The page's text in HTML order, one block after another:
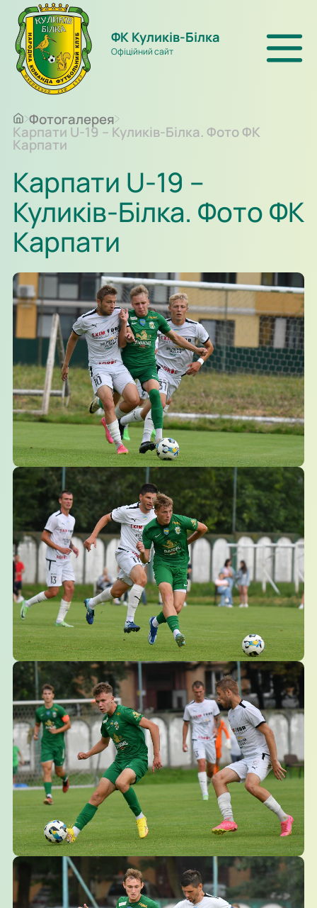
ФК Куликів-Білка
Офіційний сайт
Фотогалерея
Карпати U-19 – Куликів-Білка. Фото ФК
Карпати
Карпати U-19 –
Куликів-Білка. Фото ФК
Карпати